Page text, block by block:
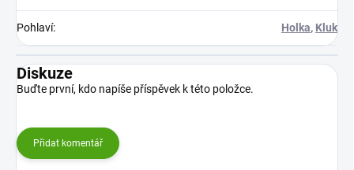
Pohlaví: Holka, Kluk
Diskuze
Buďte první, kdo napíše příspěvek k této položce.
Přidat komentář